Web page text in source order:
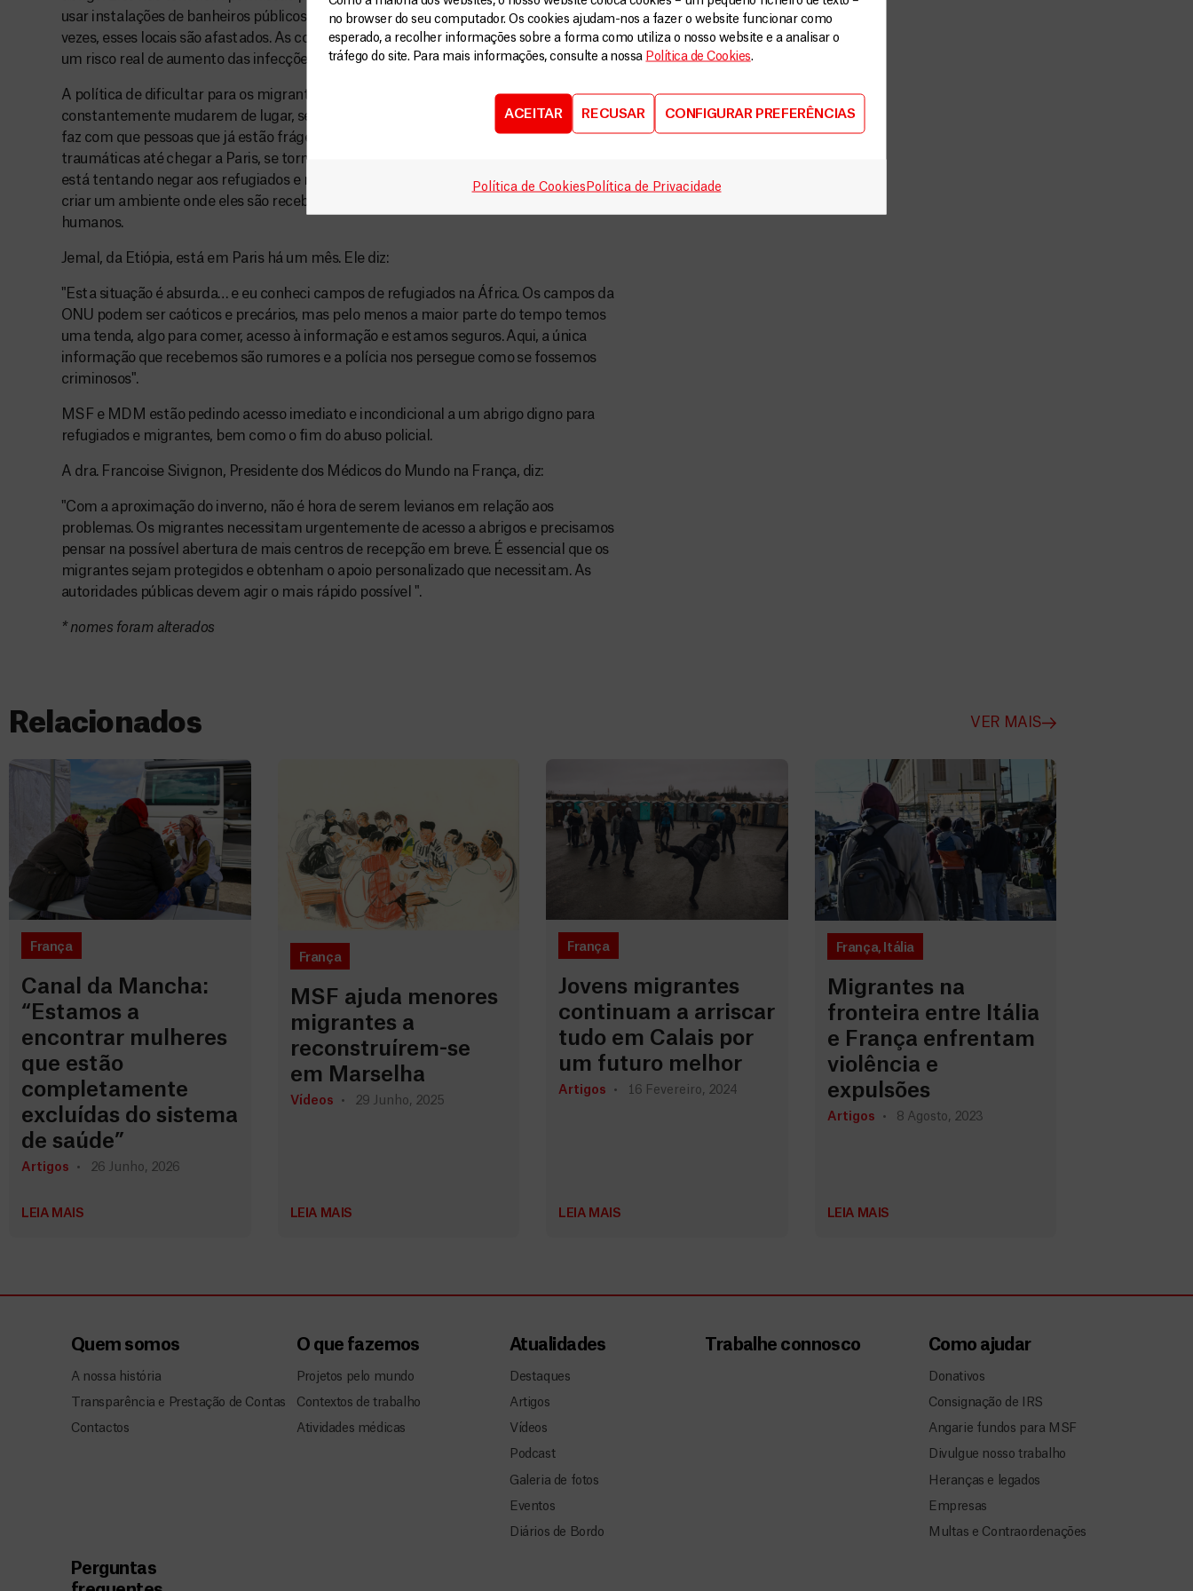
no browser do seu computador. Os cookies ajudam-nos a fazer o website funcionar como
esperado, a recolher informações sobre a forma como utiliza o nosso website e a analisar o
tráfego do site. Para mais informações, consulte a nossa Política de Cookies.
ACEITAR RECUSAR CONFIGURAR PREFERÊNCIAS
Política de Cookies Política de Privacidade
usar instalações de banheiros públicos, mas muitas vezes eles têm que pagar e, às
vezes, esses locais são afastados. As condições terríveis que enfrentam simbolizam
um risco real de aumento das infecções e doenças na pele ".
A política de dificultar para os migrantes a solicitação de asilo, obrigando-os a
constantemente mudarem de lugar, se soma a uma grave falta de informação. Isso
faz com que pessoas que já estão frágeis, frequentemente tendo passado por jornadas
traumáticas até chegar a Paris, se tornem ainda mais vulneráveis. O Estado francês
está tentando negar aos refugiados e migrantes suas necessidades básicas em vez de
criar um ambiente onde eles são recebidos com dignidade e respeito, como seres
humanos.
Jemal, da Etiópia, está em Paris há um mês. Ele diz:
"Esta situação é absurda… e eu conheci campos de refugiados na África. Os campos da
ONU podem ser caóticos e precários, mas pelo menos a maior parte do tempo temos
uma tenda, algo para comer, acesso à informação e estamos seguros. Aqui, a única
informação que recebemos são rumores e a polícia nos persegue como se fossemos
criminosos".
MSF e MDM estão pedindo acesso imediato e incondicional a um abrigo digno para
refugiados e migrantes, bem como o fim do abuso policial.
A dra. Francoise Sivignon, Presidente dos Médicos do Mundo na França, diz:
"Com a aproximação do inverno, não é hora de serem levianos em relação aos
problemas. Os migrantes necessitam urgentemente de acesso a abrigos e precisamos
pensar na possível abertura de mais centros de recepção em breve. É essencial que os
migrantes sejam protegidos e obtenham o apoio personalizado que necessitam. As
autoridades públicas devem agir o mais rápido possível ".
* nomes foram alterados
Relacionados VER MAIS
França
Canal da Mancha:
“Estamos a
encontrar mulheres
que estão
completamente
excluídas do sistema
de saúde”
Artigos 26 Junho, 2026
LEIA MAIS
França
MSF ajuda menores
migrantes a
reconstruírem-se
em Marselha
Vídeos 29 Junho, 2025
LEIA MAIS
França
Jovens migrantes
continuam a arriscar
tudo em Calais por
um futuro melhor
Artigos 16 Fevereiro, 2024
LEIA MAIS
França, Itália
Migrantes na
fronteira entre Itália
e França enfrentam
violência e
expulsões
Artigos 8 Agosto, 2023
LEIA MAIS
Quem somos
A nossa história
Transparência e Prestação de Contas
Contactos
O que fazemos
Projetos pelo mundo
Contextos de trabalho
Atividades médicas
Atualidades
Destaques
Artigos
Vídeos
Podcast
Galeria de fotos
Eventos
Diários de Bordo
Trabalhe connosco Como ajudar
Donativos
Consignação de IRS
Angarie fundos para MSF
Divulgue nosso trabalho
Heranças e legados
Empresas
Multas e Contraordenações
Perguntas